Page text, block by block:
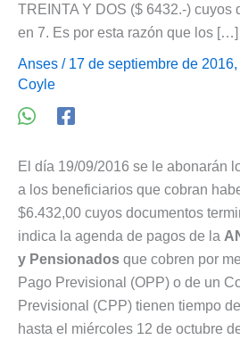
TREINTA Y DOS ($ 6432.-) cuyos
en 7. Es por esta razón que los […]
Anses / 17 de septiembre de
Coyle
El día 19/09/2016 se le abonarán
a los beneficiarios que cobran
$6.432,00 cuyos documentos
indica la agenda de pagos de la
y Pensionados que cobren por
Pago Previsional (OPP) o de un
Previsional (CPP) tienen tiempo
hasta el miércoles 12 de octubre